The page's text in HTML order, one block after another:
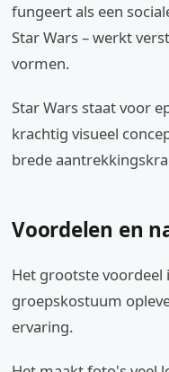
fungeert als een
Star Wars – werkt
vormen.
Star Wars staat voor
krachtig visueel
brede
Voordelen en
Het grootste voordeel
groepskostuum
ervaring.